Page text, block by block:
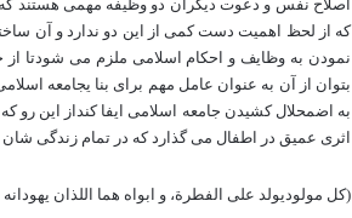
اصلاح نفس و دعوت دیگران دو وظیفه مهمی هستند که
که از لحظ اهمیت دست کمی از این دو ندارد و آن
نمودن به وظایف و احکام اسلامی ملزم می شودتا
بتوان از آن به عنوان عامل مهم برای بنا یجامعه
به اضمحلال کشیدن جامعه اسلامی ایفا کنداز این
اثری عمیق در اطفال می گذارد که در تمام زندگی
(کل مولودیولد علی الفطرة، و ابواه هما اللذان